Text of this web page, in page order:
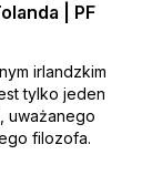
| PF
irlandzkim
tylko jeden
uważanego
filozofa.